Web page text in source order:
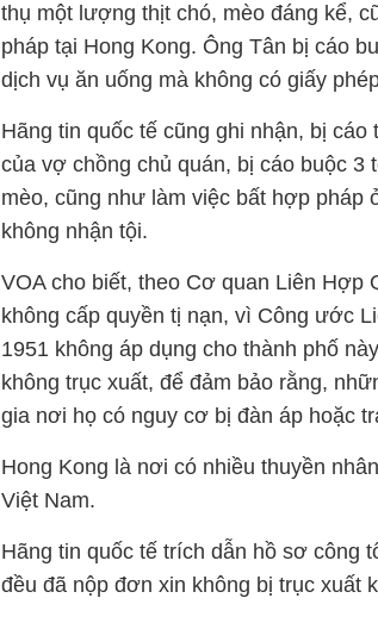
thụ một lượng thịt chó, mèo đáng kể,
pháp tại Hong Kong. Ông Tân bị cáo
dịch vụ ăn uống mà không có giấy
Hãng tin quốc tế cũng ghi nhận, bị
của vợ chồng chủ quán, bị cáo buộc 3
mèo, cũng như làm việc bất hợp pháp
không nhận tội.
VOA cho biết, theo Cơ quan Liên Hợp
không cấp quyền tị nạn, vì Công ước
1951 không áp dụng cho thành phố
không trục xuất, để đảm bảo rằng,
gia nơi họ có nguy cơ bị đàn áp hoặc
Hong Kong là nơi có nhiều thuyền
Việt Nam.
Hãng tin quốc tế trích dẫn hồ sơ công
đều đã nộp đơn xin không bị trục xuất